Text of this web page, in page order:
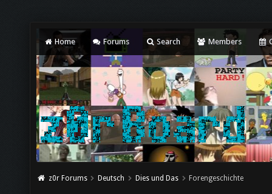
Home Forums Search Members
z0r Forums Deutsch Dies und Das Forengeschichte